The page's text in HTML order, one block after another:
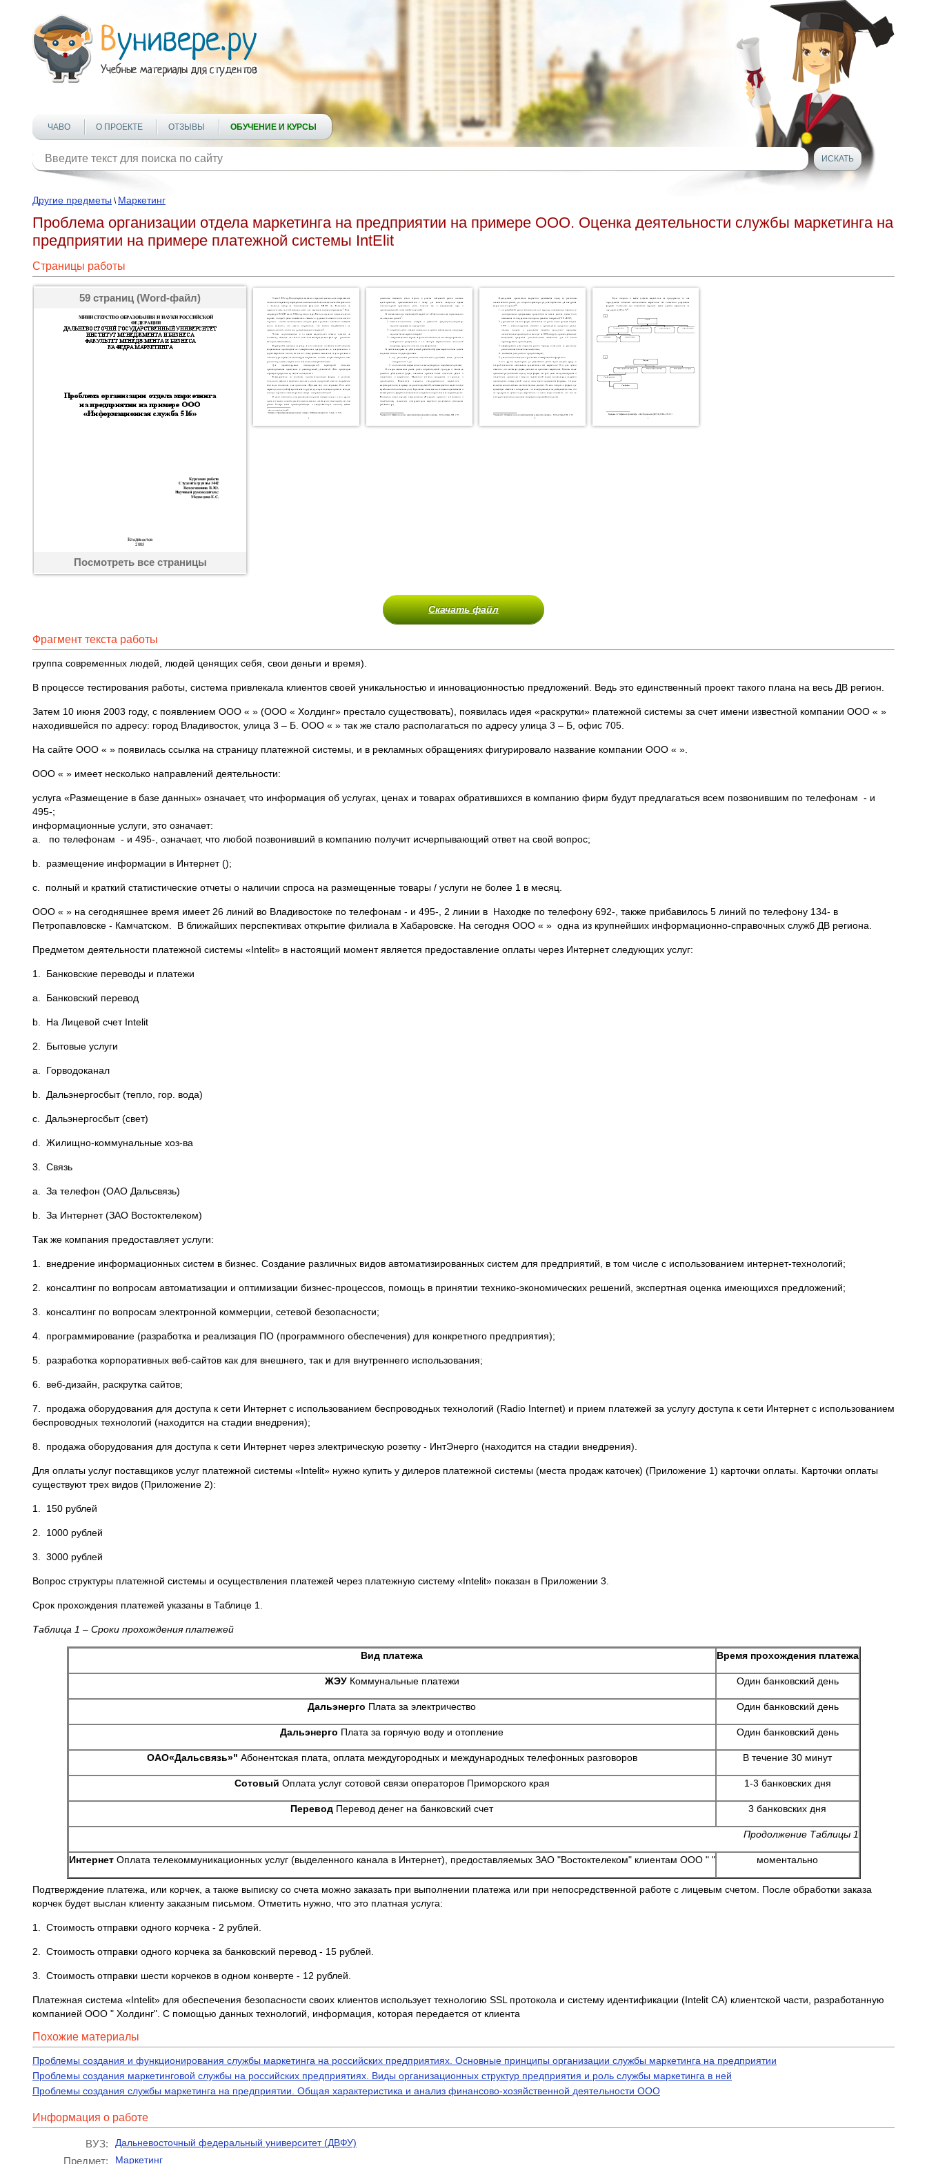
ЧАВО О ПРОЕКТЕ ОТЗЫВЫ ОБУЧЕНИЕ И КУРСЫ
Другие предметы \ Маркетинг
Проблема организации отдела маркетинга на предприятии на примере ООО. Оценка деятельности службы маркетинга на
предприятии на примере платежной системы IntElit
Страницы работы
59 страниц (Word-файл)
Посмотреть все страницы
Скачать файл
Фрагмент текста работы
группа современных людей, людей ценящих себя, свои деньги и время).
В процессе тестирования работы, система привлекала клиентов своей уникальностью и инновационностью предложений. Ведь это единственный проект такого плана на весь ДВ регион.
Затем 10 июня 2003 году, с появлением ООО « » (ООО « Холдинг» престало существовать), появилась идея «раскрутки» платежной системы за счет имени известной компании ООО « »
находившейся по адресу: город Владивосток, улица 3 – Б. ООО « » так же стало располагаться по адресу улица 3 – Б, офис 705.
На сайте ООО « » появилась ссылка на страницу платежной системы, и в рекламных обращениях фигурировало название компании ООО « ».
ООО « » имеет несколько направлений деятельности:
услуга «Размещение в базе данных» означает, что информация об услугах, ценах и товарах обратившихся в компанию фирм будут предлагаться всем позвонившим по телефонам - и
495-;
информационные услуги, это означает:
a. по телефонам - и 495-, означает, что любой позвонивший в компанию получит исчерпывающий ответ на свой вопрос;
b. размещение информации в Интернет ();
c. полный и краткий статистические отчеты о наличии спроса на размещенные товары / услуги не более 1 в месяц.
ООО « » на сегодняшнее время имеет 26 линий во Владивостоке по телефонам - и 495-, 2 линии в Находке по телефону 692-, также прибавилось 5 линий по телефону 134- в
Петропавловске - Камчатском. В ближайших перспективах открытие филиала в Хабаровске. На сегодня ООО « » одна из крупнейших информационно-справочных служб ДВ региона.
Предметом деятельности платежной системы «Intelit» в настоящий момент является предоставление оплаты через Интернет следующих услуг:
1. Банковские переводы и платежи
a. Банковский перевод
b. На Лицевой счет Intelit
2. Бытовые услуги
a. Горводоканал
b. Дальэнергосбыт (тепло, гор. вода)
c. Дальэнергосбыт (свет)
d. Жилищно-коммунальные хоз-ва
3. Связь
a. За телефон (ОАО Дальсвязь)
b. За Интернет (ЗАО Востоктелеком)
Так же компания предоставляет услуги:
1. внедрение информационных систем в бизнес. Создание различных видов автоматизированных систем для предприятий, в том числе с использованием интернет-технологий;
2. консалтинг по вопросам автоматизации и оптимизации бизнес-процессов, помощь в принятии технико-экономических решений, экспертная оценка имеющихся предложений;
3. консалтинг по вопросам электронной коммерции, сетевой безопасности;
4. программирование (разработка и реализация ПО (программного обеспечения) для конкретного предприятия);
5. разработка корпоративных веб-сайтов как для внешнего, так и для внутреннего использования;
6. веб-дизайн, раскрутка сайтов;
7. продажа оборудования для доступа к сети Интернет с использованием беспроводных технологий (Radio Internet) и прием платежей за услугу доступа к сети Интернет с использованием
беспроводных технологий (находится на стадии внедрения);
8. продажа оборудования для доступа к сети Интернет через электрическую розетку - ИнтЭнерго (находится на стадии внедрения).
Для оплаты услуг поставщиков услуг платежной системы «Intelit» нужно купить у дилеров платежной системы (места продаж каточек) (Приложение 1) карточки оплаты. Карточки оплаты
существуют трех видов (Приложение 2):
1. 150 рублей
2. 1000 рублей
3. 3000 рублей
Вопрос структуры платежной системы и осуществления платежей через платежную систему «Intelit» показан в Приложении 3.
Срок прохождения платежей указаны в Таблице 1.
Таблица 1 – Сроки прохождения платежей
Вид платежа Время прохождения платежа
ЖЭУКоммунальные платежи Один банковский день
Дальэнерго Плата за электричество Один банковский день
Дальэнерго Плата за горячую воду и отопление Один банковский день
ОАО«Дальсвязь»" Абонентская плата, оплата междугородных и международных телефонных разговоров В течение 30 минут
Сотовый Оплата услуг сотовой связи операторов Приморского края 1-3 банковских дня
Перевод Перевод денег на банковский счет 3 банковских дня
Продолжение Таблицы 1
ИнтернетОплата телекоммуникационных услуг (выделенного канала в Интернет), предоставляемых ЗАО "Востоктелеком" клиентам ООО " " моментально
Подтверждение платежа, или корчек, а также выписку со счета можно заказать при выполнении платежа или при непосредственной работе с лицевым счетом. После обработки заказа
корчек будет выслан клиенту заказным письмом. Отметить нужно, что это платная услуга:
1. Стоимость отправки одного корчека - 2 рублей.
2. Стоимость отправки одного корчека за банковский перевод - 15 рублей.
3. Стоимость отправки шести корчеков в одном конверте - 12 рублей.
Платежная система «Intelit» для обеспечения безопасности своих клиентов использует технологию SSL протокола и систему идентификации (Intelit CA) клиентской части, разработанную
компанией ООО " Холдинг". С помощью данных технологий, информация, которая передается от клиента
Похожие материалы
Проблемы создания и функционирования службы маркетинга на российских предприятиях. Основные принципы организации службы маркетинга на предприятии
Проблемы создания маркетинговой службы на российских предприятиях. Виды организационных структур предприятия и роль службы маркетинга в ней
Проблемы создания службы маркетинга на предприятии. Общая характеристика и анализ финансово-хозяйственной деятельности ООО
Информация о работе
ВУЗ: Дальневосточный федеральный университет (ДВФУ)
Предмет: Маркетинг